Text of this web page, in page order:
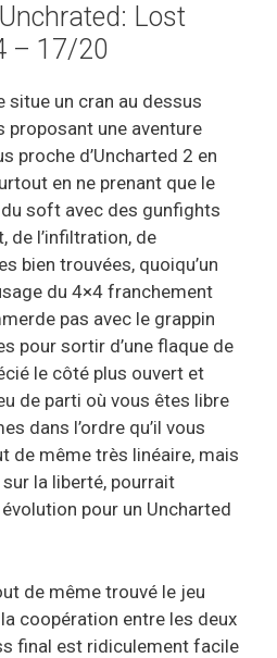
Lost
– 17/20
situe un cran au dessus
proposant une aventure
proche d’Uncharted 2 en
en ne prenant que le
soft avec des gunfights
de l’infiltration, de
bien trouvées, quoiqu’un
du 4×4 franchement
pas avec le grappin
pour sortir d’une flaque de
le côté plus ouvert et
de parti où vous êtes libre
dans l’ordre qu’il vous
de même très linéaire, mais
la liberté, pourrait
pour un Uncharted
de même trouvé le jeu
coopération entre les deux
final est ridiculement facile